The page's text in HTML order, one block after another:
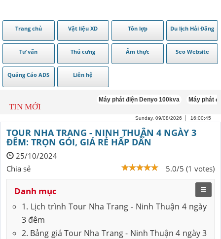
Trang chủ Vật liệu XD Tôn lợp Du lịch Hải Đăng
Tư vấn Thú cưng Ẩm thực Seo Website
Quảng Cáo ADS Liên hệ
TIN MỚI
Máy phát điện Denyo 100kva Máy phát điện
Sunday, 09/08/2026 16:00:46
TOUR NHA TRANG - NINH THUẬN 4 NGÀY 3
ĐÊM: TRỌN GÓI, GIÁ RẺ HẤP DẪN
25/10/2024
5.0/5 (1 votes)
Chia sẻ
Danh mục
1. Lịch trình Tour Nha Trang - Ninh Thuận 4 ngày
3 đêm
2. Bảng giá Tour Nha Trang - Ninh Thuận 4 ngày 3